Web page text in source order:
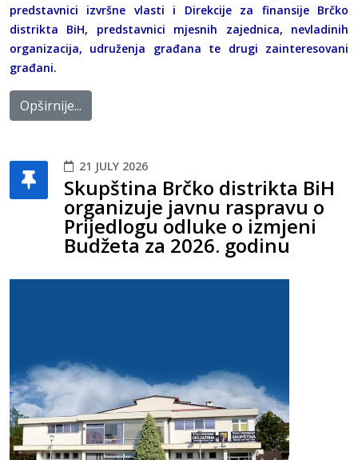
predstavnici izvršne vlasti i Direkcije za finansije Brčko
distrikta BiH, predstavnici mjesnih zajednica, nevladinih
organizacija, udruženja građana te drugi zainteresovani
građani.
Opširnije...
21 JULY 2026
Skupština Brčko distrikta BiH
organizuje javnu raspravu o
Prijedlogu odluke o izmjeni
Budžeta za 2026. godinu